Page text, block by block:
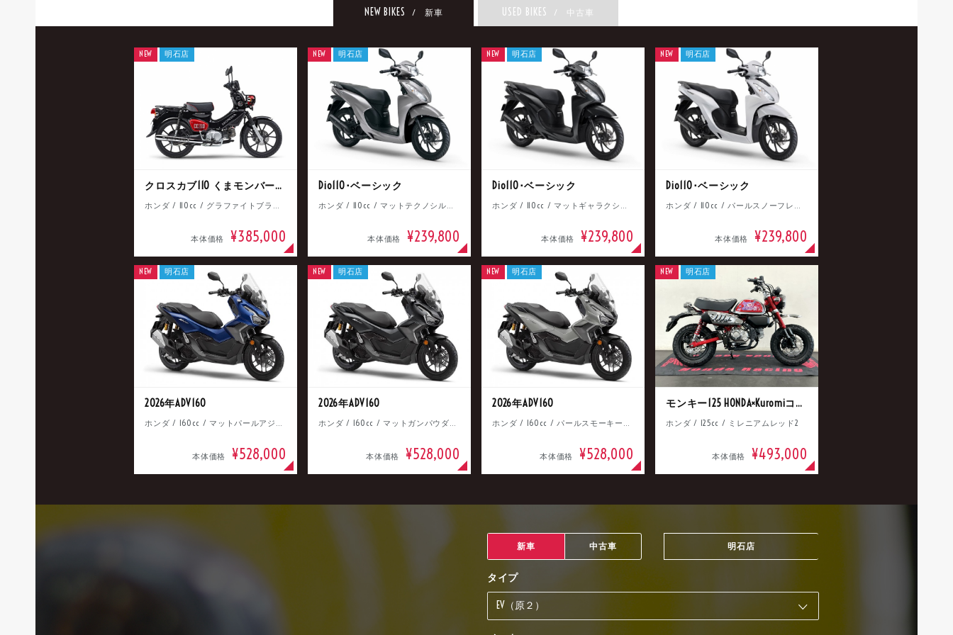
NEW BIKES / 新車 USED BIKES / 中古車
クロスカブ110 くまモンバージョン
ホンダ / 110cc / グラファイトブラック
本体価格 ¥385,000
NEW 明石店
Dio110･ベーシック
ホンダ / 110cc / マットテクノシルバーメタリック
本体価格 ¥239,800
NEW 明石店
Dio110･ベーシック
ホンダ / 110cc / マットギャラクシーブラックメタリック
本体価格 ¥239,800
NEW 明石店
Dio110･ベーシック
ホンダ / 110cc / パールスノーフレークホワイト
本体価格 ¥239,800
NEW 明石店
2026年ADV160
ホンダ / 160cc / マットパールアジャイルブルー
本体価格 ¥528,000
NEW 明石店
2026年ADV160
ホンダ / 160cc / マットガンパウダーブラックメタリック
本体価格 ¥528,000
NEW 明石店
2026年ADV160
ホンダ / 160cc / パールスモーキーグレー
本体価格 ¥528,000
NEW 明石店
モンキー125 HONDA×Kuromiコラボ
ホンダ / 125cc / ミレニアムレッド2
本体価格 ¥493,000
NEW 明石店
新車 中古車 明石店
タイプ